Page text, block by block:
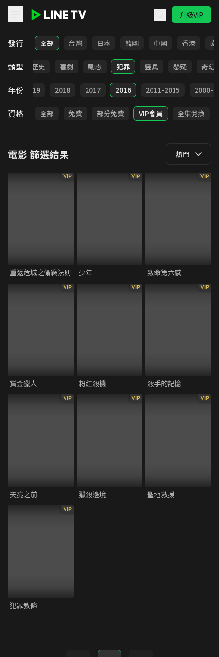
升級VIP
LINE TV - 電影
發行 全部 台灣 日本 韓國 中國 香港 泰
類型
動作 歷史 喜劇 勵志 犯罪 靈異 懸疑 奇幻
年份 2019 2018 2017 2016 2011-2015 2000-
資格 全部 免費 部分免費 VIP會員 全集兌換
電影篩選結果 熱門
VIP
重返危城之偷竊法則
VIP
少年
VIP
致命第六感
VIP
賞金獵人
VIP
粉紅殺機
VIP
殺手的記憶
VIP
天亮之前
VIP
獵殺邊境
VIP
聖地救援
VIP
犯罪教條